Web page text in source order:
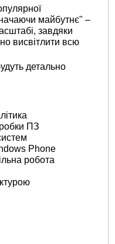
майбутнє" –
завдяки
висвітлити всю
детально
ПЗ
Phone
робота